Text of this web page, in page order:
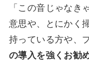
「この音じゃなき
意思や、とにかく
持っている方や、
の導入を強くお勧